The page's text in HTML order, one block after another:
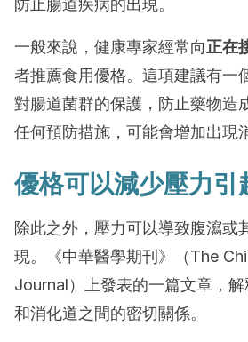
防止腸道疾病的出現。
一般來說，健康專家經常向正在
者推薦食用優格。這項建議有一
對腸道菌群的保護，防止藥物造
任何預防措施，可能會增加出現
優格可以減少壓力引
除此之外，壓力可以導致腹瀉或
現。《中華醫學期刊》（The
Journal）上發表的一篇文章，
和消化道之間的密切關係。